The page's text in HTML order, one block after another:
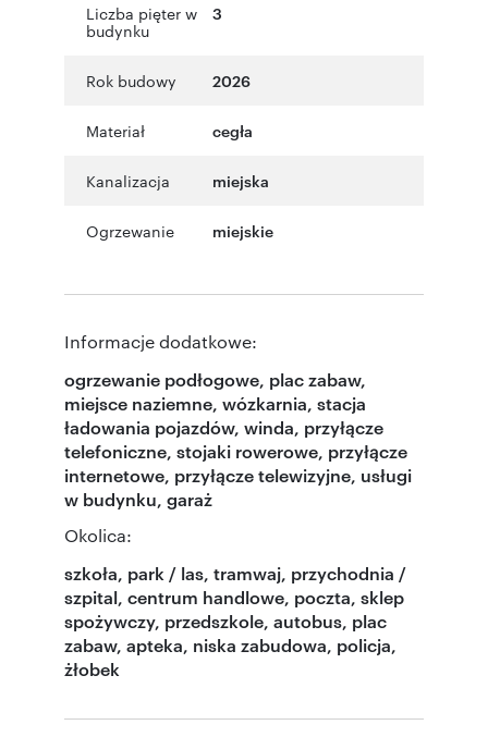
Liczba pięter w
budynku
3
Rok budowy 2026
Materiał cegła
Kanalizacja miejska
Ogrzewanie miejskie
Informacje dodatkowe:
ogrzewanie podłogowe, plac zabaw,
miejsce naziemne, wózkarnia, stacja
ładowania pojazdów, winda, przyłącze
telefoniczne, stojaki rowerowe, przyłącze
internetowe, przyłącze telewizyjne, usługi
w budynku, garaż
Okolica:
szkoła, park / las, tramwaj, przychodnia /
szpital, centrum handlowe, poczta, sklep
spożywczy, przedszkole, autobus, plac
zabaw, apteka, niska zabudowa, policja,
żłobek